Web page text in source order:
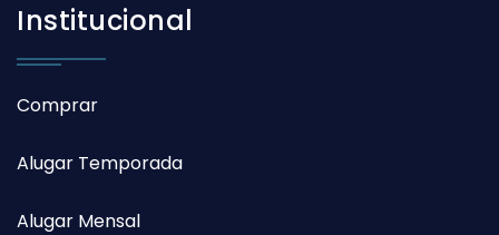
Institucional
Comprar
Alugar Temporada
Alugar Mensal